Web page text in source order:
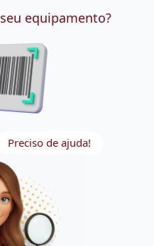
equipamento?
Preciso de ajuda!